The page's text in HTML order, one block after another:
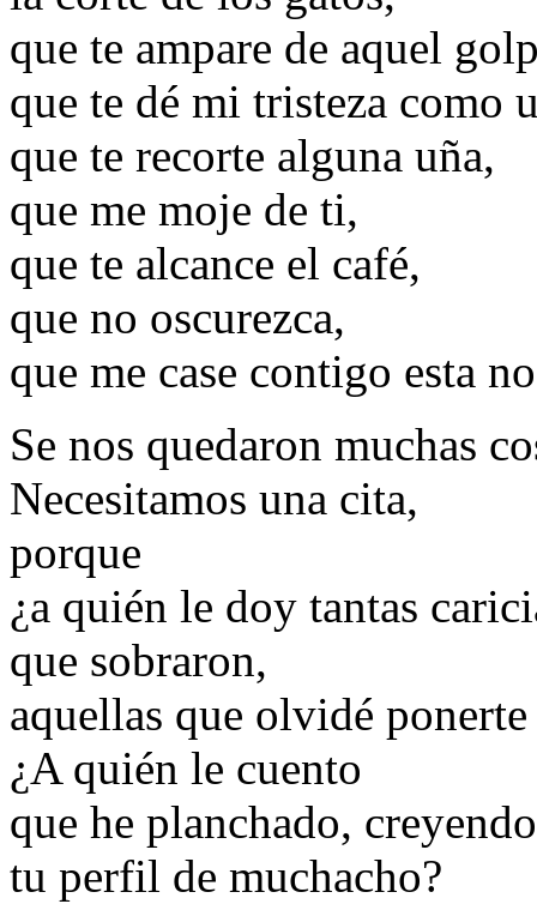
que te ampare de aquel
que te dé mi tristeza como
que te recorte alguna uña,
que me moje de ti,
que te alcance el café,
que no oscurezca,
que me case contigo esta
Se nos quedaron muchas
Necesitamos una cita,
porque
¿a quién le doy tantas
que sobraron,
aquellas que olvidé
¿A quién le cuento
que he planchado,
tu perfil de muchacho?